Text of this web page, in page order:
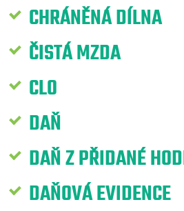
CHRÁNĚNÁ DÍLNA
ČISTÁ MZDA
CLO
DAŇ
DAŇ Z PŘIDANÉ
DAŇOVÁ EVIDENCE